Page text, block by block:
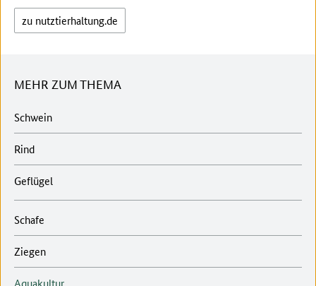
zu nutztierhaltung.de
MEHR ZUM THEMA
Schwein
Rind
Geflügel
Schafe
Ziegen
Aquakultur